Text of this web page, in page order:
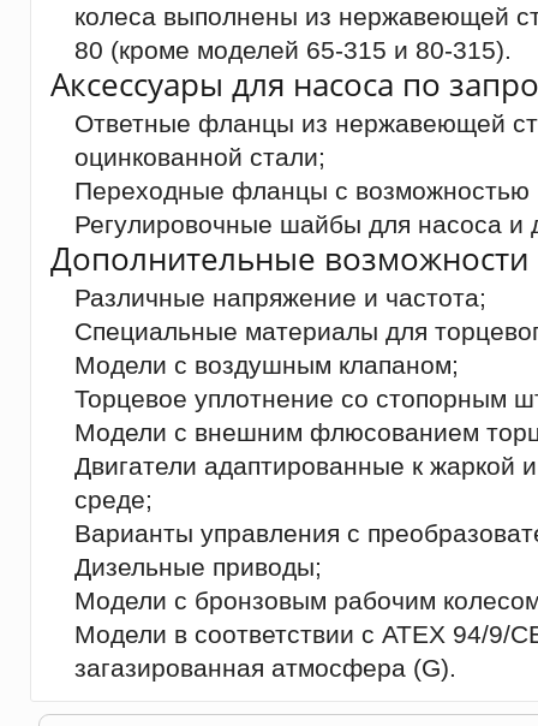
колеса выполнены из нержавеющей
80 (кроме моделей 65-315 и 80-315).
Аксессуары для насоса по
Ответные фланцы из нержавеющей
оцинкованной стали;
Переходные фланцы с возможностью
Регулировочные шайбы для насоса и
Дополнительные возможности
Различные напряжение и частота;
Специальные материалы для
Модели с воздушным клапаном;
Торцевое уплотнение со стопорным
Модели с внешним флюсованием
Двигатели адаптированные к
среде;
Варианты управления с
Дизельные приводы;
Модели с бронзовым рабочим
Модели в соответствии с ATEX 94/9/
загазированная атмосфера (G).